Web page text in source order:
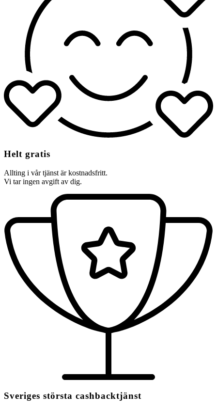
Helt gratis
Allting i vår tjänst är kostnadsfritt.
Vi tar ingen avgift av dig.
Sveriges största cashbacktjänst